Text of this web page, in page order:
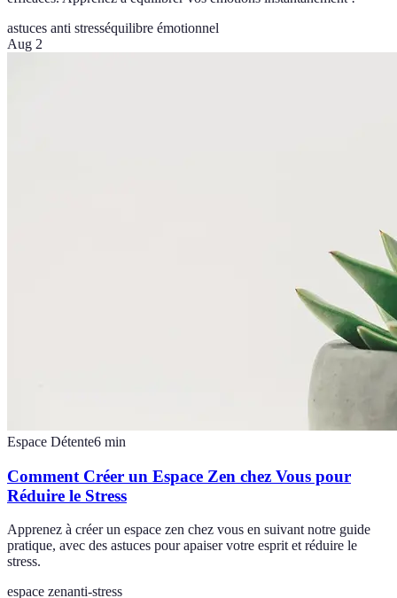
astuces anti stresséquilibre émotionnel
Aug 2
Espace Détente6 min
Comment Créer un Espace Zen chez Vous pour
Réduire le Stress
Apprenez à créer un espace zen chez vous en suivant notre guide
pratique, avec des astuces pour apaiser votre esprit et réduire le
stress.
espace zenanti-stress